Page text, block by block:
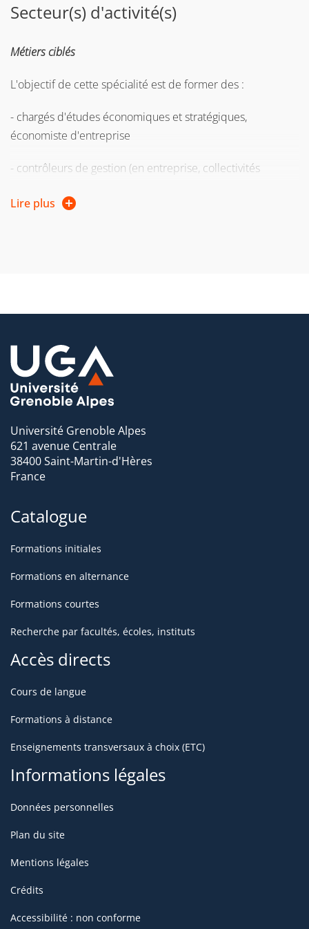
validation des acquis personnels et professionnels
Direction de la formation continue et de l’apprentissage
Secteur(s) d'activité(s)
Métiers ciblés
L'objectif de cette spécialité est de former des :
- chargés d'études économiques et stratégiques,
économiste d'entreprise
- contrôleurs de gestion (en entreprise, collectivités
- chargés de mission développement durable
- chargés de projets RSE (Responsabilité sociale de
Destinés à travailler dans des :
- bureaux d'études, et cabinets de consultant,
- banques et services financiers
- entreprises industrielles ou de services
- SSII
d'études ou de recherche),
- organismes semi -publics (CCI, chambre des métiers,
Lire plus
Université Grenoble Alpes
621 avenue Centrale
38400 Saint-Martin-d'Hères
France
Catalogue
Formations initiales
Formations en alternance
Formations courtes
Recherche par facultés, écoles, instituts
Accès directs
Cours de langue
Formations à distance
Enseignements transversaux à choix (ETC)
Informations légales
Données personnelles
Plan du site
Mentions légales
Crédits
Accessibilité : non conforme